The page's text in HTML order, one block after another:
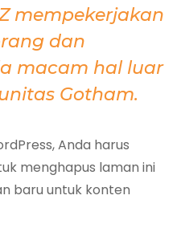
mempekerjakan
dan
macam hal luar
Gotham.
Anda harus
menghapus laman ini
baru untuk konten